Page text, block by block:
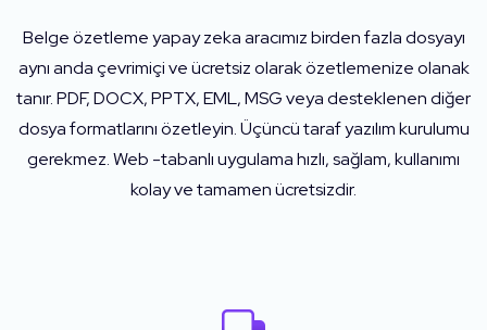
Belge özetleme yapay zeka aracımız birden fazla dosyayı
aynı anda çevrimiçi ve ücretsiz olarak özetlemenize olanak
tanır. PDF, DOCX, PPTX, EML, MSG veya desteklenen diğer
dosya formatlarını özetleyin. Üçüncü taraf yazılım kurulumu
gerekmez. Web -tabanlı uygulama hızlı, sağlam, kullanımı
kolay ve tamamen ücretsizdir.